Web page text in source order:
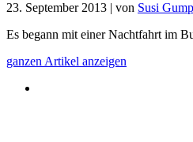
23. September 2013 | von Susi
Es begann mit einer Nachtfahrt im
ganzen Artikel anzeigen